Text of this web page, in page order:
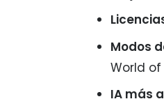
Modos
World of
IA más